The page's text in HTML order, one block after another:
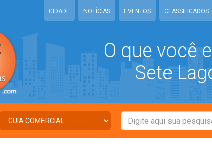
CIDADE NOTÍCIAS EVENTOS CLASSIFICADOS
O que você
Sete